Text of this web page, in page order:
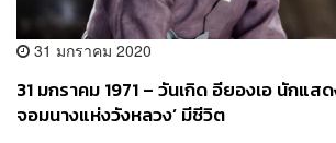
31 มกราคม 2020
31 มกราคม 1971 – วันเกิด อียองเอ นักแส
จอมนางแห่งวังหลวง’ มีชีวิต